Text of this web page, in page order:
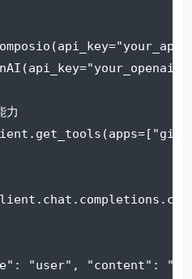
力
"user", "content": "给这